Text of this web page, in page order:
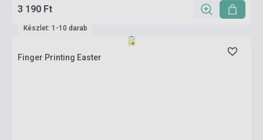
3 190 Ft
Készlet: 1-10 darab
Finger Printing Easter